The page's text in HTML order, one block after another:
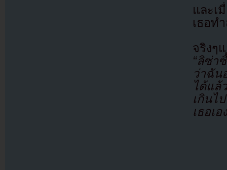
และเ
เธอท
จริงๆ
“ลิซ่า
ว่าฉัน
ได้แล้
เกินไ
เธอเอ